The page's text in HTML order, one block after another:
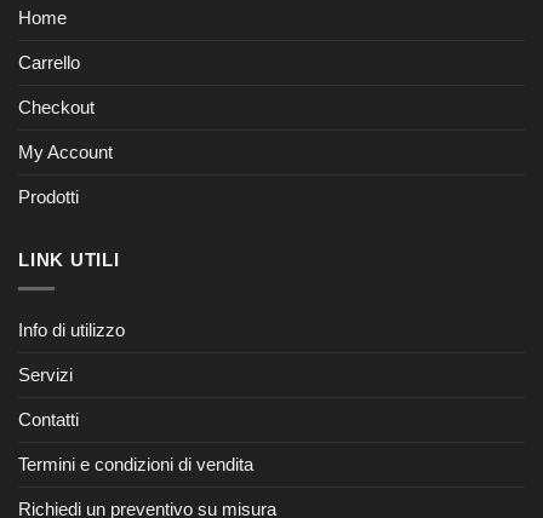
Home
Carrello
Checkout
My Account
Prodotti
LINK UTILI
Info di utilizzo
Servizi
Contatti
Termini e condizioni di vendita
Richiedi un preventivo su misura